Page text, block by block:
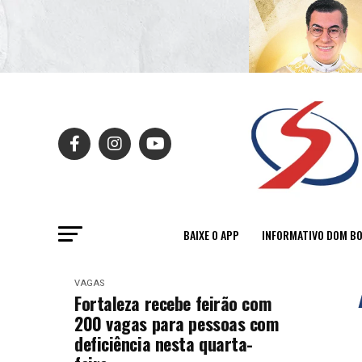
BAIXE O APP INFORMATIVO DOM
VAGAS
Fortaleza recebe feirão com
200 vagas para pessoas com
deficiência nesta quarta-